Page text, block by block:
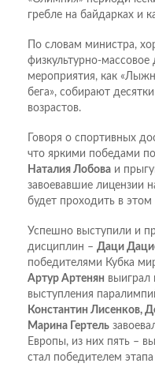
гребле на байдарках и
По словам министра,
физкультурно-
мероприятия, как
бега», собирают
возрастов.
Говоря о спортивных
что яркими победами
Наталия Лобова и
завоевавшие лицензии
будет проходить в этом
Успешно выступили и
дисциплин – Даци
победителями Кубка
Артур Артенян выиграл
выступления
Константин Лисенков,
Марина Гертель
Европы, из них пять –
стал победителем